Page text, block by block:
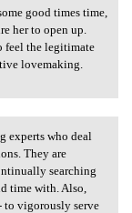
good times time,
her to open up.
feel the legitimate
lovemaking.
experts who deal
They are
searching
time with. Also,
to vigorously serve